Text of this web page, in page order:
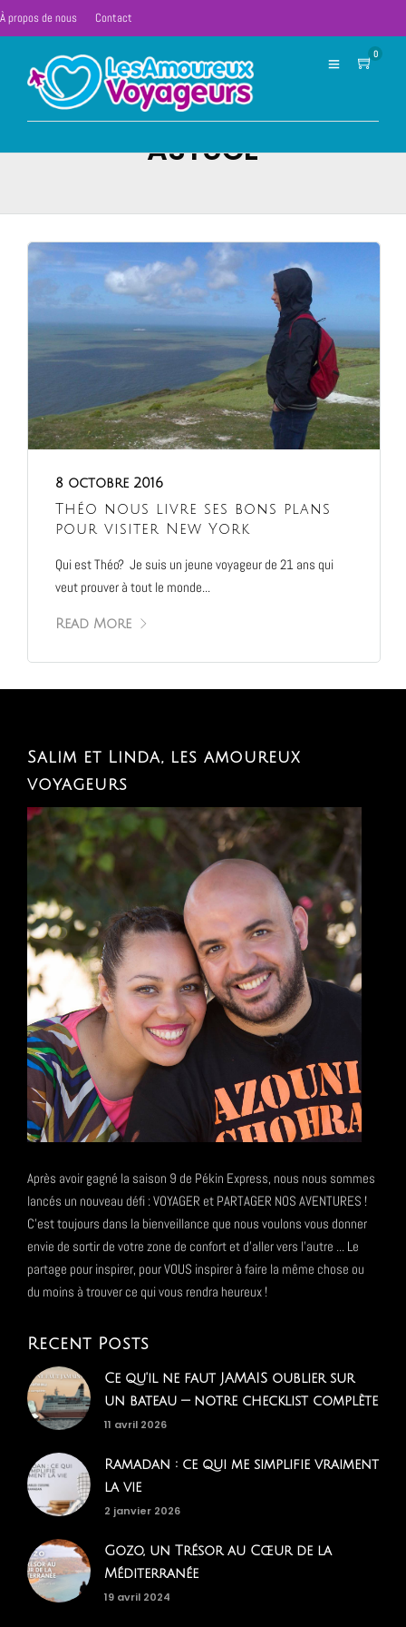
À propos de nous Contact
0
ASTUCE
8 octobre 2016
Théo nous livre ses bons plans
pour visiter New York
Qui est Théo? Je suis un jeune voyageur de 21 ans qui
veut prouver à tout le monde...
Read More
Salim et Linda, les amoureux
voyageurs
Après avoir gagné la saison 9 de Pékin Express, nous nous sommes
lancés un nouveau défi : VOYAGER et PARTAGER NOS AVENTURES !
C'est toujours dans la bienveillance que nous voulons vous donner
envie de sortir de votre zone de confort et d'aller vers l'autre ... Le
partage pour inspirer, pour VOUS inspirer à faire la même chose ou
du moins à trouver ce qui vous rendra heureux !
Recent Posts
Ce qu'il ne faut JAMAIS oublier sur
un bateau — notre checklist complète
11 avril 2026
Ramadan : ce qui me simplifie vraiment
la vie
2 janvier 2026
Gozo, un Trésor au Cœur de la
Méditerranée
19 avril 2024